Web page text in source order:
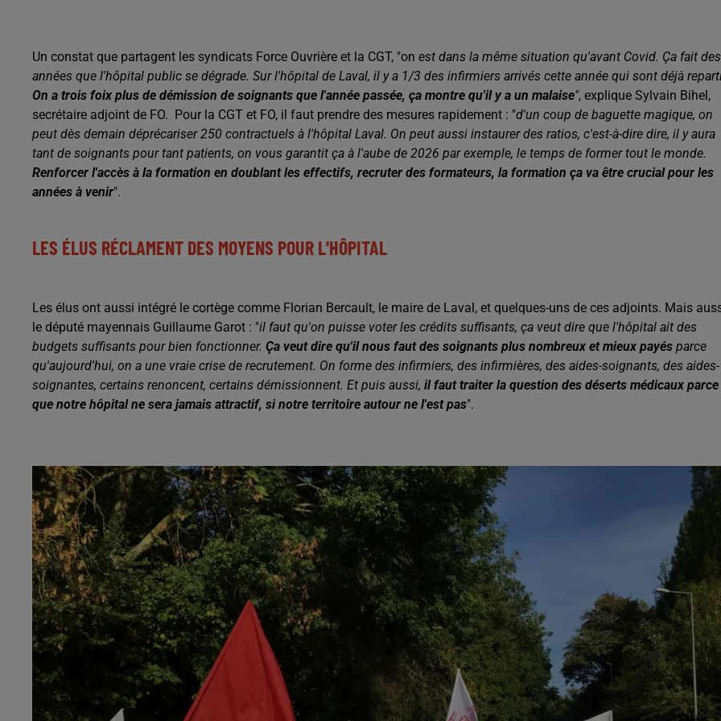
Un constat que partagent les syndicats Force Ouvrière et la CGT, "on est dans la même situation qu'avant Covid. Ça fait des
années que l'hôpital public se dégrade. Sur l'hôpital de Laval, il y a 1/3 des infirmiers arrivés cette année qui sont déjà
On a trois foix plus de démission de soignants que l'année passée, ça montre qu'il y a un malaise", explique Sylvain Bihel,
secrétaire adjoint de FO. Pour la CGT et FO, il faut prendre des mesures rapidement : "d'un coup de baguette magique, on
peut dès demain déprécariser 250 contractuels à l'hôpital Laval. On peut aussi instaurer des ratios, c'est-à-dire dire, il y aura
tant de soignants pour tant patients, on vous garantit ça à l'aube de 2026 par exemple, le temps de former tout le monde.
Renforcer l'accès à la formation en doublant les effectifs, recruter des formateurs, la formation ça va être crucial pour les
années à venir".
LES ÉLUS RÉCLAMENT DES MOYENS POUR L'HÔPITAL
Les élus ont aussi intégré le cortège comme Florian Bercault, le maire de Laval, et quelques-uns de ces adjoints. Mais
le député mayennais Guillaume Garot : "il faut qu'on puisse voter les crédits suffisants, ça veut dire que l'hôpital ait des
budgets suffisants pour bien fonctionner. Ça veut dire qu'il nous faut des soignants plus nombreux et mieux payés parce
qu'aujourd'hui, on a une vraie crise de recrutement. On forme des infirmiers, des infirmières, des aides-soignants, des aides-
soignantes, certains renoncent, certains démissionnent. Et puis aussi, il faut traiter la question des déserts médicaux parce
que notre hôpital ne sera jamais attractif, si notre territoire autour ne l'est pas".